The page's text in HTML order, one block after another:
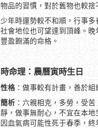
物品的習慣，對於舊物也較捨
少年時運勢較不和順，行事
社會地位也可望達到頂峰。
豐盈飽滿的命格。
時命理：農曆寅時生日
性格 ：做事較有計畫，善於
簡析 ：六親相克，多勞，受
靜，做事無耐心，不宜在本
因血氣病可能性死于春季，終